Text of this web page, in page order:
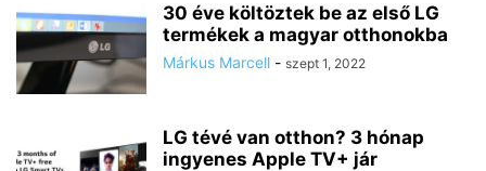
30 éve költöztek be az első LG
termékek a magyar otthonokba
Márkus Marcell - szept 1, 2022
LG tévé van otthon? 3 hónap
ingyenes Apple TV+ jár